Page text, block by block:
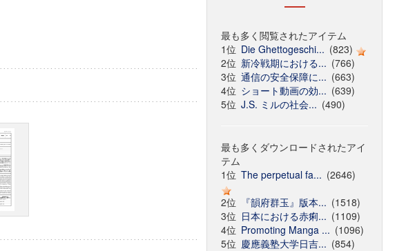
最も多く閲覧されたアイテム
1位 Die Ghettogeschi... (823)
2位 新冷戦期における... (766)
3位 通信の安全保障に... (663)
4位 ショート動画の効... (639)
5位 J.S. ミルの社会... (490)
最も多くダウンロードされたアイ
テム
1位 The perpetual fa... (2646)
2位
『韻府群玉』版本... (1518)
3位 日本における赤痢... (1109)
4位 Promoting Manga ... (1096)
5位 慶應義塾大学日吉... (854)